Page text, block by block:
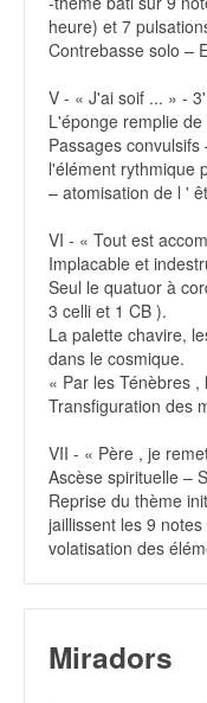
heure) et 7
Contrebasse solo –
V - « J'ai soif ... » -
L'éponge remplie de
Passages
l'élément rythmique
– atomisation de l '
VI - « Tout est
Implacable et
Seul le quatuor à
3 celli et 1 CB ).
La palette chavire,
dans le cosmique.
« Par les Ténèbres ,
Transfiguration des
VII - « Père , je
Ascèse spirituelle –
Reprise du thème
jaillissent les 9
volatisation des
Miradors